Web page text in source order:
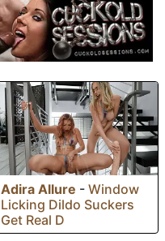
Adira Allure - Window
Licking Dildo Suckers
Get Real D